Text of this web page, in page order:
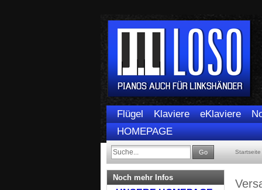
Flügel Klaviere eKlaviere
HOMEPAGE
Go Startseite
Noch mehr Infos